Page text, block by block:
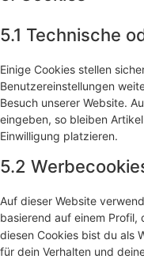
5.1 Technische
Einige Cookies stellen
Benutzereinstellungen
Besuch unserer Website.
eingeben, so bleiben
Einwilligung platzieren.
5.2
Auf dieser Website
basierend auf einem Profil,
diesen Cookies bist du als
für dein Verhalten und